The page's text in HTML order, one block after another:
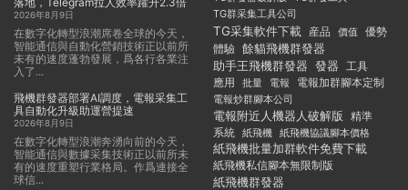
2026年8月9日
在數字化轉型浪潮席卷全球的今天，
智能通信與自動化營銷技術正以前所
未有的速度蓬勃發展，爲各行各業注
入了...
飛機群發器部署AI調度，電報采集工
具自動化升級助運營提速
2026年8月9日
在數字化轉型浪潮奔湧向前的今天，
智能通信與數據采集技術正以前所未
有的速度重塑行業格局。作爲連接全
球信...
TG群采集工具公司
TG采集軟件下載 産品 價值 優勢
體驗 餘貓飛機群發器
助手王飛機群發器 發器 工具
應用
批量 電報 電報加群腳本定制
電報炒群腳本公司
電報附近人機器人破解版 精準
系統 紙飛機 紙飛機協議腳本價格
紙飛機批量加群軟件免費下載
紙飛機私信腳本無限制版
紙飛機群發器